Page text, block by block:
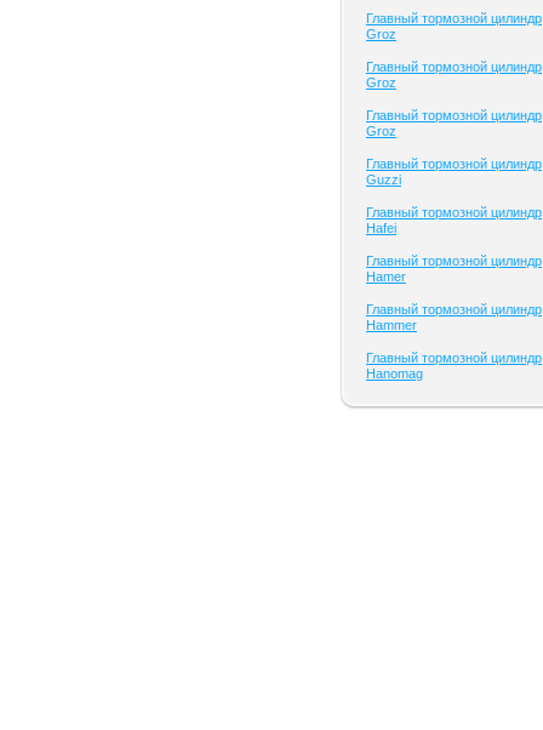
Главный тормозной цилиндр
Groz
Главный тормозной цилиндр
Groz
Главный тормозной цилиндр
Groz
Главный тормозной цилиндр
Guzzi
Главный тормозной цилиндр
Hafei
Главный тормозной цилиндр
Hamer
Главный тормозной цилиндр
Hammer
Главный тормозной цилиндр
Hanomag